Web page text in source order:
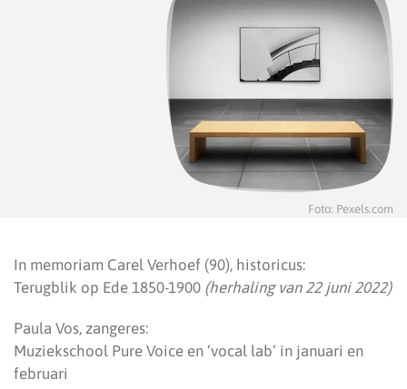
Foto: Pexels.com
In memoriam Carel Verhoef (90), historicus:
Terugblik op Ede 1850-1900 (herhaling van 22 juni 2022)
Paula Vos, zangeres:
Muziekschool Pure Voice en ‘vocal lab’ in januari en
februari